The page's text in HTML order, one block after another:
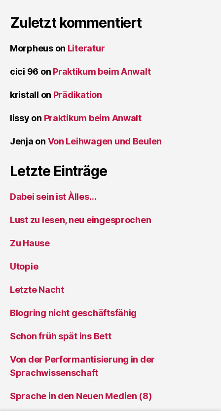
Zuletzt kommentiert
Morpheuson Literatur
cici 96 on Praktikum beim Anwalt
kristall on Prädikation
lissy on Praktikum beim Anwalt
Jenja on Von Leihwagen und Beulen
Letzte Einträge
Dabei sein ist Àlles…
Lust zu lesen, neu eingesprochen
Zu Hause
Utopie
Letzte Nacht
Blogring nicht geschäftsfähig
Schon früh spät ins Bett
Von der Performantisierung in der
Sprachwissenschaft
Sprache in den Neuen Medien (8)